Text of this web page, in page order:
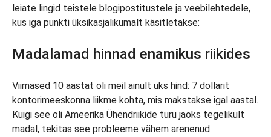
leiate lingid teistele blogipostitustele ja veebilehtedele,
kus iga punkti üksikasjalikumalt käsitletakse:
Madalamad hinnad enamikus riikides
Viimased 10 aastat oli meil ainult üks hind: 7 dollarit
kontorimeeskonna liikme kohta, mis makstakse igal aastal.
Kuigi see oli Ameerika Ühendriikide turu jaoks tegelikult
madal, tekitas see probleeme vähem arenenud